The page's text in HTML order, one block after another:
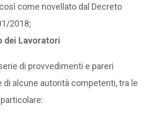
come novellato dal Decreto
2018;
dei Lavoratori
di provvedimenti e pareri
di alcune autorità competenti, tra le